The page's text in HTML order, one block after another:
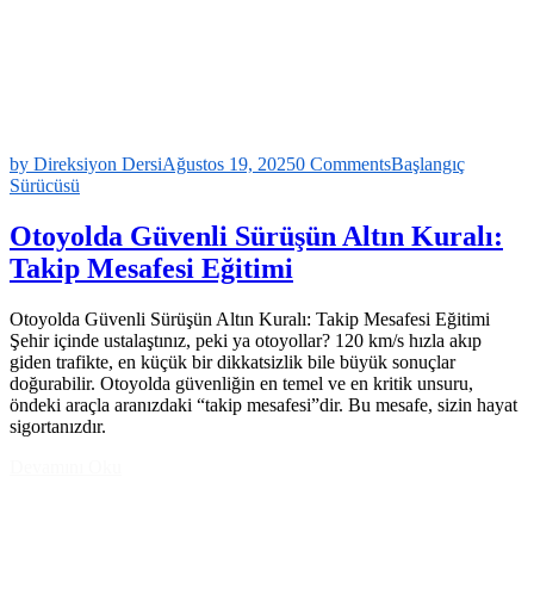
by Direksiyon DersiAğustos 19, 20250 CommentsBaşlangıç
Sürücüsü
Otoyolda Güvenli Sürüşün Altın Kuralı:
Takip Mesafesi Eğitimi
Otoyolda Güvenli Sürüşün Altın Kuralı: Takip Mesafesi Eğitimi
Şehir içinde ustalaştınız, peki ya otoyollar? 120 km/s hızla akıp
giden trafikte, en küçük bir dikkatsizlik bile büyük sonuçlar
doğurabilir. Otoyolda güvenliğin en temel ve en kritik unsuru,
öndeki araçla aranızdaki “takip mesafesi”dir. Bu mesafe, sizin hayat
sigortanızdır.